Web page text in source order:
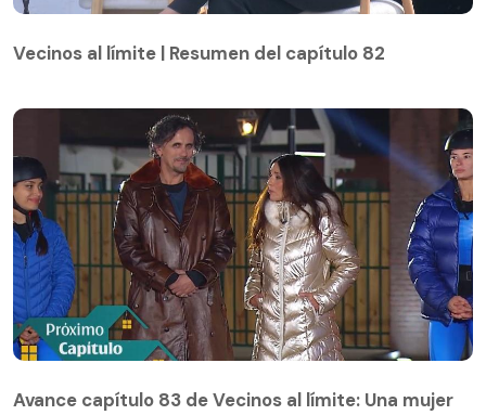
Vecinos al límite | Resumen del capítulo 82
del equipo azul será eliminada
Avance capítulo 83 de Vecinos al límite: Una mujer